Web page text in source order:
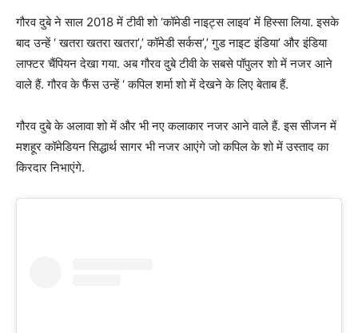
गौरव दुबे ने साल 2018 में टीवी शो ‘कॉमेडी नाइट्स लाइव’ में हिस्सा लिया. इसके
बाद उन्हें ‘ खतरा खतरा खतरा’,’ कॉमेडी सर्कस’,’ गुड नाइट इंडिया’ और इंडिया
लाफ्टर चैंपियन देखा गया. अब गौरव दुबे टीवी के सबसे पॉपुलर शो में नजर आने
वाले हैं. गौरव के फैंस उन्हें ‘ कपिल शर्मा शो में देखने के लिए बेताब हैं.
गौरव दुबे के अलावा शो में और भी नए कलाकार नजर आने वाले हैं. इस सीजन में
मशहूर कॉमेडियन सिद्धार्थ सागर भी नजर आएंगे जो कपिल के शो में उस्ताद का
किरदार निभाएंगे.